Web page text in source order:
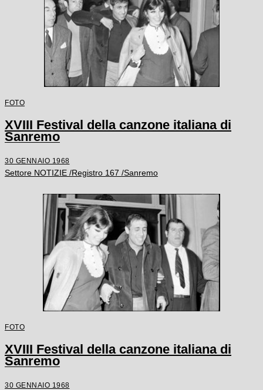
FOTO
XVIII Festival della canzone italiana di
Sanremo
30 GENNAIO 1968
Settore NOTIZIE /Registro 167 /Sanremo
FOTO
XVIII Festival della canzone italiana di
Sanremo
30 GENNAIO 1968